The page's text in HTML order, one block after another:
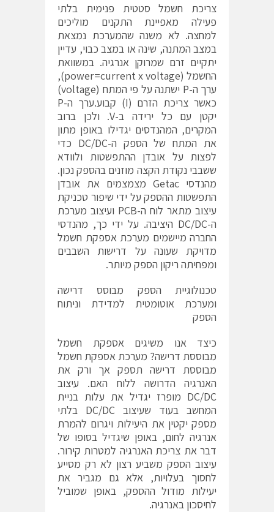
צריכת חשמל סטטית פנימית בלתי
פעילה מאפיינת התקנים מוליכים
למחצה. לא משנה שהמערכת נמצאת
במצב המתנה, שינה או במצב כבוי, עדיין
יתקיים זרם שמרוקן אנרגיה. במשוואת
החשמל (power=current x voltage),
ערך ה-P ישתנה על פי המתח (voltage)
כאשר צריכת הזרם (I) קבוע.ערך ה-P
יקטן עם כל ירידה ב-V. ולכן ברוב
המקרים, המהנדסים יגדילו באופן מתון
את המתח של הספק ה-DC/DC כדי
לפצות על אובדן ההתפשטות ולוודא
ששבבי נקודת הקצה מוזנים בהספק נכון.
מהנדסי Getac מצמצמים את אובדן
התפשטות ההספק על ידי שיפור טכניקת
עיצוב מתאר לוח ה-PCB ועיצוב מערכת
ה-DC/DC היציבה. על ידי כך, מהנדסי
החברה מיישמים מערכת אספקת חשמל
מדויקת שעונה על דרישות השבבים
ומפחיתה ריקון הספק מיותר.
טכנולוגיית הספק מבוסס דרישה
ומערכת אוטומטית למדידת וניתוח
הספק
כיצד אנו משיגים אספקת חשמל
מבוססת דרישה? מערכת אספקת חשמל
מבוססת דרישה תספק אך ורק את
האנרגיה הדרושה ללוח האם. עיצוב
DC/DC מופרז יגדיל את עלות בניית
המחשב בעוד שעיצוב DC/DC בלתי
מספק יקטין את היעילות ויגרום להמרת
אנרגיה לחום, באופן שיגדיל בסופו של
דבר את צריכת האנרגיה למטרות קירור.
עיצוב הספק משביע רצון לא רק מסייע
לחסוך בעלויות, אלא גם מגביר את
יעילות מודול ההספק, באופן שמוביל
לחיסכון באנרגיה.